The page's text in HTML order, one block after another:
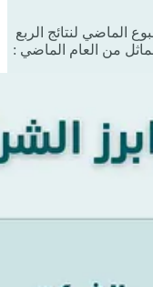
الماضي لنتائج الربع